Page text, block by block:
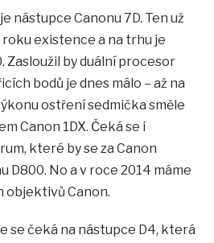
nástupce Canonu 7D. Ten už
existence a na trhu je
Zasloužil by duální procesor
bodů je dnes málo – až na
ostření sedmička směle
Canon 1DX. Čeká se i
které by se za Canon
D800. No a v roce 2014 máme
objektivů Canon.
se čeká na nástupce D4, která